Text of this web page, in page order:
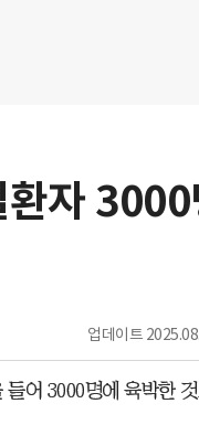
환자
업데이트
어 3000명에 육박한